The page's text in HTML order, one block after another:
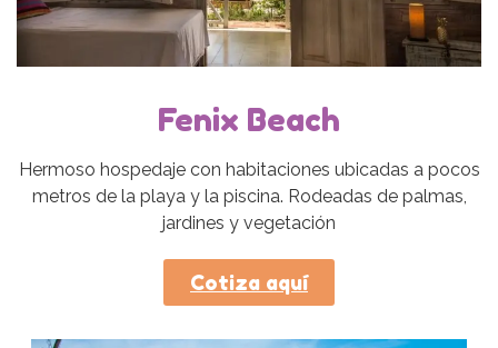
Fenix Beach
Hermoso hospedaje con habitaciones ubicadas a pocos
metros de la playa y la piscina. Rodeadas de palmas,
jardines y vegetación
Cotiza aquí